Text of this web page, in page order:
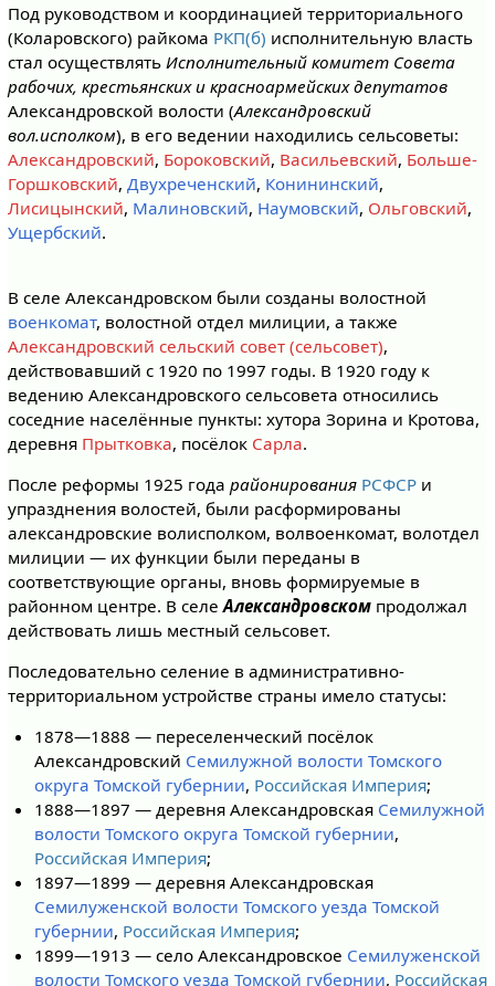
Под руководством и координацией территориального
(Коларовского) райкома РКП(б) исполнительную власть
стал осуществлять Исполнительный комитет Совета
рабочих, крестьянских и красноармейских депутатов
Александровской волости (Александровский
вол.исполком), в его ведении находились сельсоветы:
Александровский, Бороковский, Васильевский, Больше-
Горшковский, Двухреченский, Конининский,
Лисицынский, Малиновский, Наумовский, Ольговский,
Ущербский.
В селе Александровском были созданы волостной
военкомат, волостной отдел милиции, а также
Александровский сельский совет (сельсовет),
действовавший с 1920 по 1997 годы. В 1920 году к
ведению Александровского сельсовета относились
соседние населённые пункты: хутора Зорина и Кротова,
деревня Прытковка, посёлок Сарла.
После реформы 1925 года районирования РСФСРи
упразднения волостей, были расформированы
александровские волисполком, волвоенкомат, волотдел
милиции — их функции были переданы в
соответствующие органы, вновь формируемые в
районном центре. В селеАлександровскомпродолжал
действовать лишь местный сельсовет.
Последовательно селение в административно-
территориальном устройстве страны имело статусы:
1878—1888 — переселенческий посёлок
Александровский Семилужной волости Томского
округа Томской губернии, Российская Империя;
1888—1897 — деревня Александровская Семилужной
волости Томского округа Томской губернии,
Российская Империя;
1897—1899 — деревня Александровская
Семилуженской волости Томского уезда Томской
губернии, Российская Империя;
1899—1913 — село Александровское Семилуженской
волости Томского уезда Томской губернии, Российская